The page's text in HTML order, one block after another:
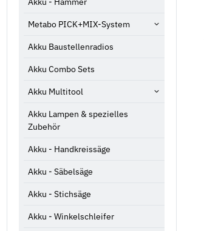
Metabo PICK+MIX-System
Akku Baustellenradios
Akku Combo Sets
Akku Multitool
Akku Lampen & spezielles
Zubehör
Akku - Handkreissäge
Akku - Säbelsäge
Akku - Stichsäge
Akku - Winkelschleifer